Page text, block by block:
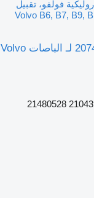
فولفو، تقبيل
عصا تحكم الهيدروليكية فولفو، تقبيل 20745552 لـ الباصات Volvo